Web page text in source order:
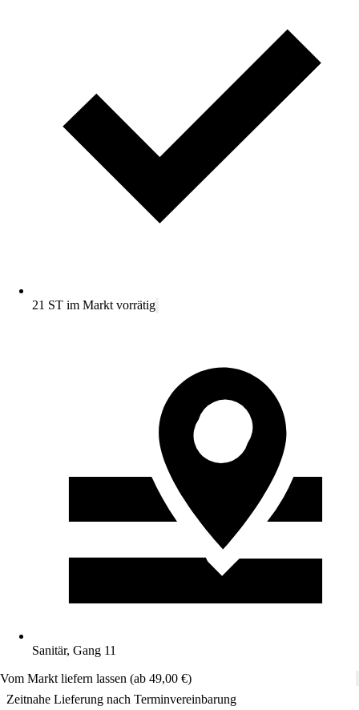
21 ST im Markt vorrätig
Sanitär, Gang 11
Vom Markt liefern lassen (ab 49,00 €)
Zeitnahe Lieferung nach Terminvereinbarung